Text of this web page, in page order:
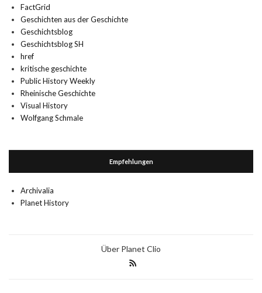
FactGrid
Geschichten aus der Geschichte
Geschichtsblog
Geschichtsblog SH
href
kritische geschichte
Public History Weekly
Rheinische Geschichte
Visual History
Wolfgang Schmale
Empfehlungen
Archivalia
Planet History
Über Planet Clio